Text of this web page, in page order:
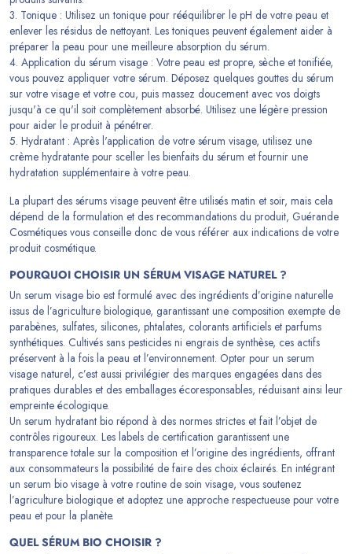
3. Tonique : Utilisez un tonique pour rééquilibrer le pH de votre peau et
enlever les résidus de nettoyant. Les toniques peuvent également aider à
préparer la peau pour une meilleure absorption du sérum.
4. Application du sérum visage : Votre peau est propre, sèche et tonifiée,
vous pouvez appliquer votre sérum. Déposez quelques gouttes du sérum
sur votre visage et votre cou, puis massez doucement avec vos doigts
jusqu'à ce qu'il soit complètement absorbé. Utilisez une légère pression
pour aider le produit à pénétrer.
5. Hydratant : Après l'application de votre sérum visage, utilisez une
crème hydratante pour sceller les bienfaits du sérum et fournir une
hydratation supplémentaire à votre peau.
La plupart des sérums visage peuvent être utilisés matin et soir, mais cela
dépend de la formulation et des recommandations du produit, Guérande
Cosmétiques vous conseille donc de vous référer aux indications de votre
produit cosmétique.
POURQUOI CHOISIR UN SÉRUM VISAGE NATUREL ?
Un serum visage bio est formulé avec des ingrédients d’origine naturelle
issus de l’agriculture biologique, garantissant une composition exempte de
parabènes, sulfates, silicones, phtalates, colorants artificiels et parfums
synthétiques. Cultivés sans pesticides ni engrais de synthèse, ces actifs
préservent à la fois la peau et l’environnement. Opter pour un serum
visage naturel, c’est aussi privilégier des marques engagées dans des
pratiques durables et des emballages écoresponsables, réduisant ainsi leur
empreinte écologique.
Un serum hydratant bio répond à des normes strictes et fait l’objet de
contrôles rigoureux. Les labels de certification garantissent une
transparence totale sur la composition et l’origine des ingrédients, offrant
aux consommateurs la possibilité de faire des choix éclairés. En intégrant
un serum bio visage à votre routine de soin visage, vous soutenez
l’agriculture biologique et adoptez une approche respectueuse pour votre
peau et pour la planète.
QUEL SÉRUM BIO CHOISIR ?